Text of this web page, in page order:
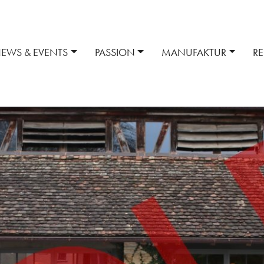
& EVENTS PASSION
Mythos 300 SL Historischer Standort
MANUFAKTUR
Reparatur + Wartung Services Ersatzteile +